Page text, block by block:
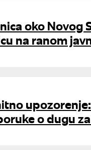
oko Novog
na ranom
o dugu